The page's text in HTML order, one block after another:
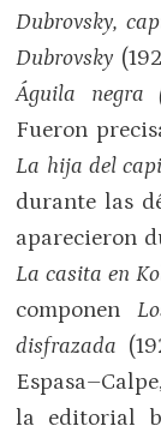
Dubrovsky,
Dubrovsky
Águila negra
Fueron
La hija del
durante las
aparecieron
La casita en
componen
disfrazada
la editorial